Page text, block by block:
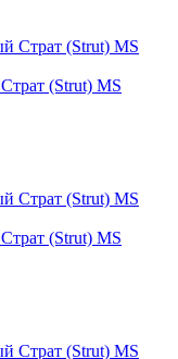
(Strut) MS
(Strut) MS